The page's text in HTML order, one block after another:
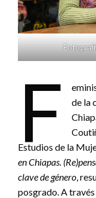
F
de la
Estudios de la
en Chiapas.
clave de género,
posgrado. A